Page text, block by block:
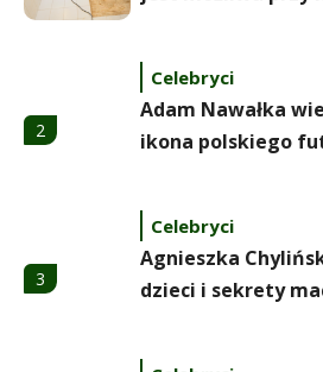
2
Celebryci
Adam Nawałka
ikona polskiego
3
Celebryci
Agnieszka
dzieci i sekrety